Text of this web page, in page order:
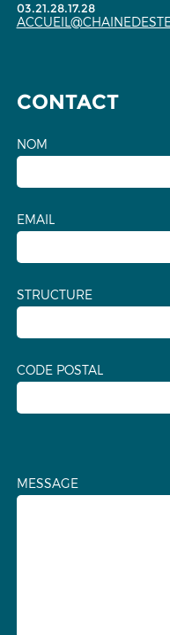
03.21.28.17.28
CONTACT
NOM
EMAIL
STRUCTURE
CODE POSTAL
MESSAGE